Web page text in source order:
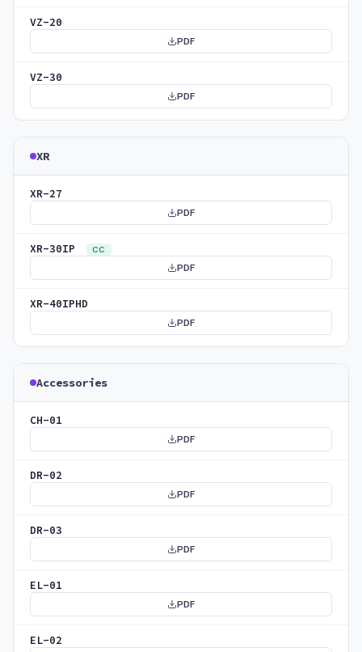
VZ-20
PDF
VZ-30
PDF
XR
XR-27
PDF
XR-30IP CC
PDF
XR-40IPHD
PDF
Accessories
CH-01
PDF
DR-02
PDF
DR-03
PDF
EL-01
PDF
EL-02